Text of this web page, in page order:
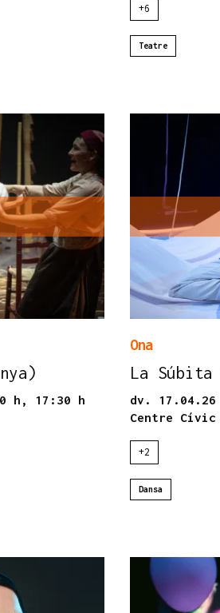
+6
Teatre
h,
17:30 h
Ona
La Súbita
dv. 17.04.26
Centre Cívic
+2
Dansa